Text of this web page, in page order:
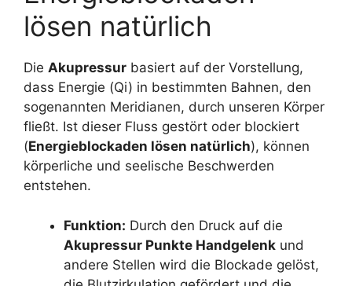
lösen natürlich
Die Akupressur basiert auf der Vorstellung,
dass Energie (Qi) in bestimmten Bahnen, den
sogenannten Meridianen, durch unseren Körper
fließt. Ist dieser Fluss gestört oder blockiert
(Energieblockaden lösen natürlich), können
körperliche und seelische Beschwerden
entstehen.
Funktion: Durch den Druck auf die
Akupressur Punkte Handgelenk und
andere Stellen wird die Blockade gelöst,